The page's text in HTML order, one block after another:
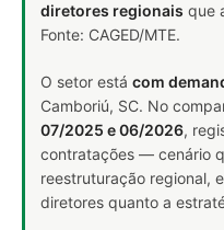
diretores regionais que
Fonte: CAGED/MTE.
O setor está com
Camboriú, SC. No
07/2025 e 06/2026,
contratações — cenário
reestruturação regional,
diretores quanto a